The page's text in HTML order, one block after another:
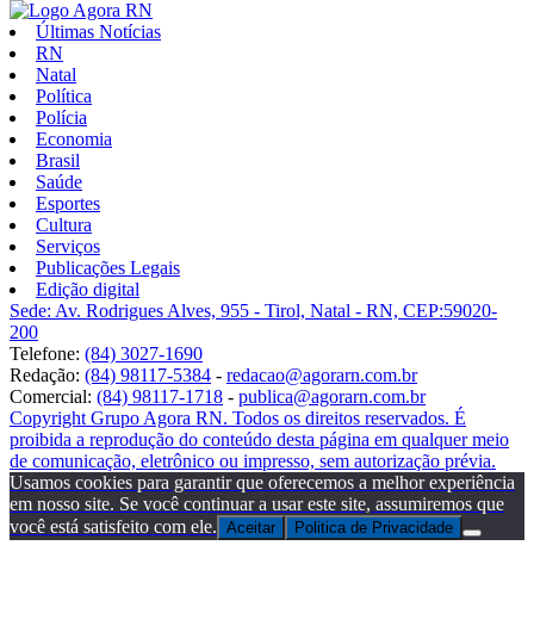
Últimas Notícias
RN
Natal
Política
Polícia
Economia
Brasil
Saúde
Esportes
Cultura
Serviços
Publicações Legais
Edição digital
Sede: Av. Rodrigues Alves, 955 - Tirol, Natal - RN, CEP:59020-
200
Telefone: (84) 3027-1690
Redação: (84) 98117-5384 - redacao@agorarn.com.br
Comercial: (84) 98117-1718 - publica@agorarn.com.br
Copyright Grupo Agora RN. Todos os direitos reservados. É
proibida a reprodução do conteúdo desta página em qualquer meio
de comunicação, eletrônico ou impresso, sem autorização prévia.
Usamos cookies para garantir que oferecemos a melhor experiência
em nosso site. Se você continuar a usar este site, assumiremos que
você está satisfeito com ele. Aceitar Politica de Privacidade